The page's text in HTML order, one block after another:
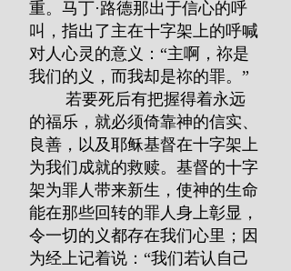
重。马丁·路德那出于信心的呼
叫，指出了主在十字架上的呼喊
对人心灵的意义：“主啊，祢是
我们的义，而我却是祢的罪。”
的福乐，就必须倚靠神的信实、
良善，以及耶稣基督在十字架上
为我们成就的救赎。基督的十字
架为罪人带来新生，使神的生命
能在那些回转的罪人身上彰显，
令一切的义都存在我们心里；因
为经上记着说：“我们若认自己